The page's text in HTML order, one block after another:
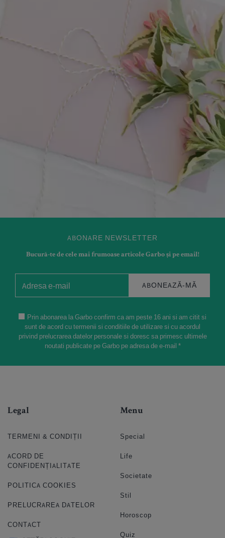
ABONARE NEWSLETTER
Bucură-te de cele mai frumoase articole Garbo și pe email!
ABONEAZĂ-MĂ
Prin abonarea la Garbo confirm ca am peste 16 ani si am citit si
sunt de acord cu termenii si conditiile de utilizare si cu acordul
privind prelucrarea datelor personale si doresc sa primesc ultimele
noutati publicate pe Garbo pe adresa de e-mail *
Legal
TERMENI & CONDIȚII
ACORD DE
CONFIDENȚIALITATE
POLITICA COOKIES
PRELUCRAREA DATELOR
CONTACT
Menu
Special
Life
Societate
Stil
Horoscop
Quiz